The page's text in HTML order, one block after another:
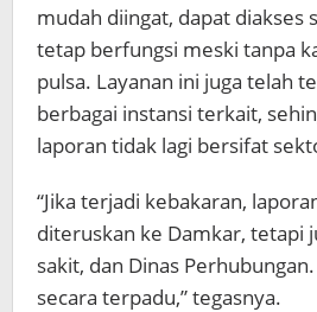
mudah diingat, dapat diakses
tetap berfungsi meski tanpa
pulsa. Layanan ini juga telah
berbagai instansi terkait,
laporan tidak lagi bersifat
“Jika terjadi kebakaran,
diteruskan ke Damkar, tetapi
sakit, dan Dinas
secara terpadu,” tegasnya.